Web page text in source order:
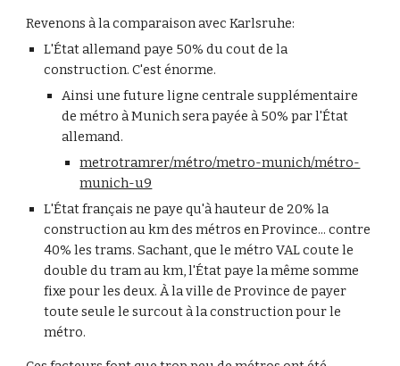
Revenons à la comparaison avec Karlsruhe:
L'État allemand paye 50% du cout de la
construction. C'est énorme.
Ainsi une future ligne centrale supplémentaire
de métro à Munich sera payée à 50% par l'État
allemand.
metrotramrer/métro/metro-munich/métro-
munich-u9
L'État français ne paye qu'à hauteur de 20% la
construction au km des métros en Province... contre
40% les trams. Sachant, que le métro VAL coute le
double du tram au km, l'État paye la même somme
fixe pour les deux. À la ville de Province de payer
toute seule le surcout à la construction pour le
métro.